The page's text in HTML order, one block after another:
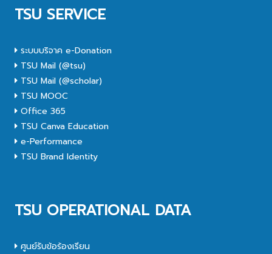
TSU SERVICE
ระบบบริจาค e-Donation
TSU Mail (@tsu)
TSU Mail (@scholar)
TSU MOOC
Office 365
TSU Canva Education
e-Performance
TSU Brand Identity
TSU OPERATIONAL DATA
ศูนย์รับข้อร้องเรียน